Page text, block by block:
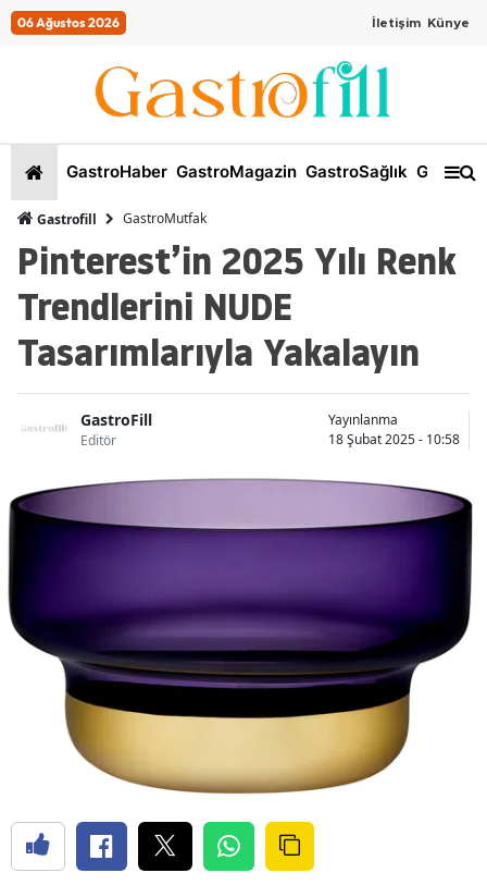
06 Ağustos 2026 İletişim Künye
GastroHaber GastroMagazin GastroSağlık
Gastrofill GastroMutfak
Pinterest’in 2025 Yılı Renk
Trendlerini NUDE
Tasarımlarıyla Yakalayın
GastroFill
Editör
Yayınlanma
18 Şubat 2025 - 10:58